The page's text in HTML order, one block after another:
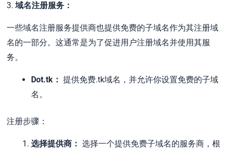
3.域名注册服务：
一些域名注册服务提供商也提供免费的子域名作为其注册域
名的一部分。这通常是为了促进用户注册域名并使用其服
务。
Dot.tk： 提供免费.tk域名，并允许你设置免费的子域
名。
注册步骤：
选择提供商： 选择一个提供免费子域名的服务商，根